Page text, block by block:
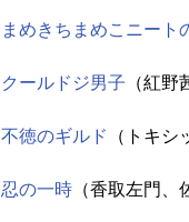
まめきちまめこニート
クールドジ男子 （紅野
不徳のギルド （トキシ
忍の一時 （香取左門、